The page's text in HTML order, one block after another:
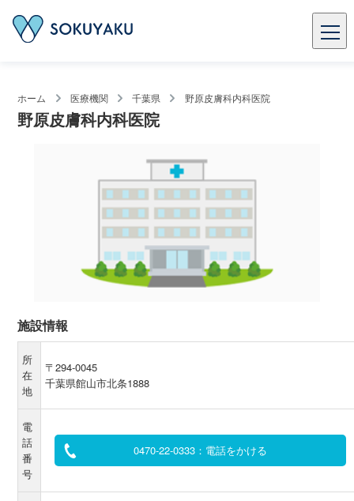
ホーム 医療機関 千葉県 野原皮膚科内科医院
野原皮膚科内科医院
施設情報
所
在
地
〒294-0045
千葉県館山市北条1888
電
話
番
号
0470-22-0333：電話をかける